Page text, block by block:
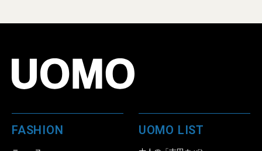
FASHION UOMO LIST